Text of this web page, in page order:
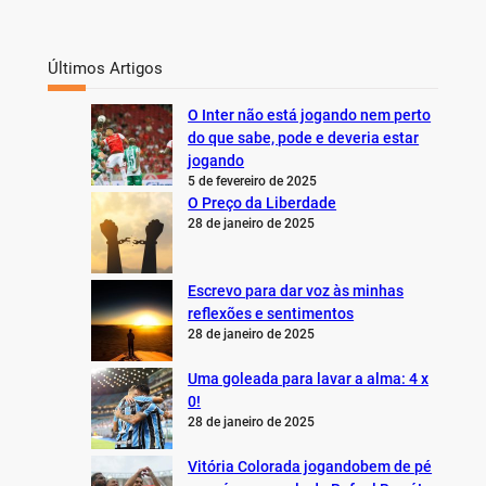
Últimos Artigos
O Inter não está jogando nem perto
do que sabe, pode e deveria estar
jogando
5 de fevereiro de 2025
O Preço da Liberdade
28 de janeiro de 2025
Escrevo para dar voz às minhas
reflexões e sentimentos
28 de janeiro de 2025
Uma goleada para lavar a alma: 4 x
0!
28 de janeiro de 2025
Vitória Colorada jogandobem de pé